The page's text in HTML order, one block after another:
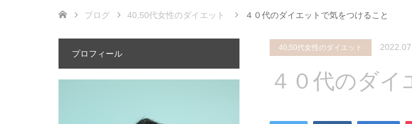
ブログ 40,50代女性のダイエット ４０代のダイエットで気をつけること
40,50代女性のダイエット
４０代のダイ
プロフィール